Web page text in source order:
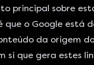
principal sobre
que o Google está
da origem
si que gera estes